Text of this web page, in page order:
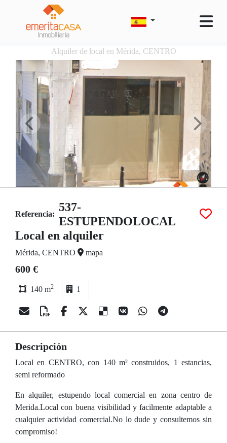
Alquiler de local en Mérida, CENTRO
Referencia:
537-
ESTUPENDOLOCAL
Local en alquiler
Mérida, CENTRO mapa
600 €
140 m2 1
Descripción
Local en CENTRO, con 140 m² construidos, 1 estancias,
semi reformado
En alquiler, estupendo local comercial en zona centro de
Merida.Local con buena visibilidad y facilmente adaptable a
cualquier actividad comercial.No lo dude y consultemos sin
compromiso!